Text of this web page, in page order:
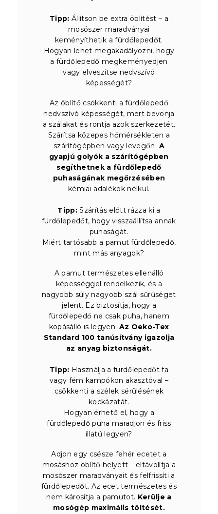
Tipp: Állítson be extra öblítést – a
mosószer maradványai
keményíthetik a fürdőlepedőt.
Hogyan lehet megakadályozni, hogy
a fürdőlepedő megkeményedjen
vagy elveszítse nedvszívó
képességét?
Az öblítő csökkenti a fürdőlepedő
nedvszívó képességét, mert bevonja
a szálakat és rontja azok szerkezetét.
Szárítsa közepes hőmérsékleten a
szárítógépben vagy levegőn. A
gyapjú golyók a szárítógépben
segíthetnek a fürdőlepedő
puhaságának megőrzésében
kémiai adalékok nélkül.
Tipp: Szárítás előtt rázza ki a
fürdőlepedőt, hogy visszaállítsa annak
puhaságát.
Miért tartósabb a pamut fürdőlepedő,
mint más anyagok?
A pamut természetes ellenálló
képességgel rendelkezik, és a
nagyobb súly nagyobb szál sűrűséget
jelent. Ez biztosítja, hogy a
fürdőlepedő ne csak puha, hanem
kopásálló is legyen. Az Oeko-Tex
Standard 100 tanúsítvány igazolja
az anyag biztonságát.
Tipp: Használja a fürdőlepedőt fa
vagy fém kampókon akasztóval –
csökkenti a szélek sérülésének
kockázatát.
Hogyan érhető el, hogy a
fürdőlepedő puha maradjon és friss
illatú legyen?
Adjon egy csésze fehér ecetet a
mosáshoz öblítő helyett – eltávolítja a
mosószer maradványait és felfrissíti a
fürdőlepedőt. Az ecet természetes és
nem károsítja a pamutot. Kerülje a
mosógép maximális töltését.